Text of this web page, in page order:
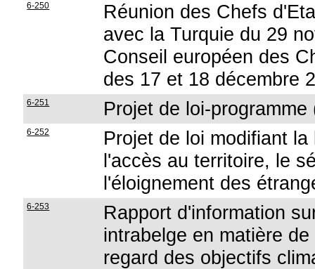
6-250
Réunion des Chefs
avec la Turquie du 29
Conseil européen des
des 17 et 18 décembre
6-251 Projet de loi-programme
6-252
Projet de loi modifiant
l'accès au territoire, le
l'éloignement des
6-253
Rapport d'information
intrabelge en matière
regard des objectifs